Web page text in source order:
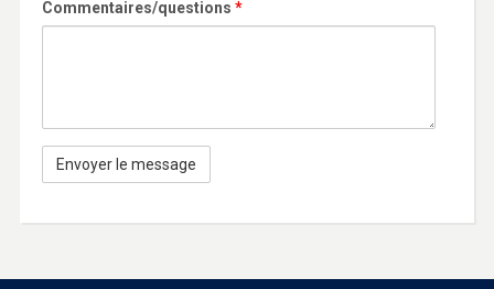
Commentaires/questions *